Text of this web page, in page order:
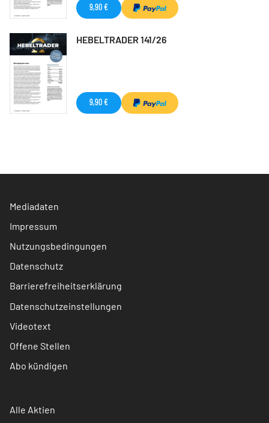
9,90 €
HEBELTRADER 141/26
9,90 €
Mediadaten
Impressum
Nutzungsbedingungen
Datenschutz
Barrierefreiheitserklärung
Datenschutzeinstellungen
Videotext
Offene Stellen
Abo kündigen
Alle Aktien